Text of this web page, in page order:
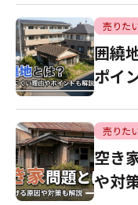
売りた
囲繞
ポイ
売りた
空き
や対